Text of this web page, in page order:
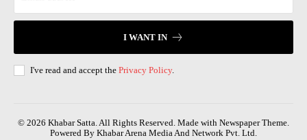
I WANT IN
I've read and accept the Privacy Policy.
© 2026 Khabar Satta. All Rights Reserved. Made with Newspaper Theme.
Powered By Khabar Arena Media And Network Pvt. Ltd.